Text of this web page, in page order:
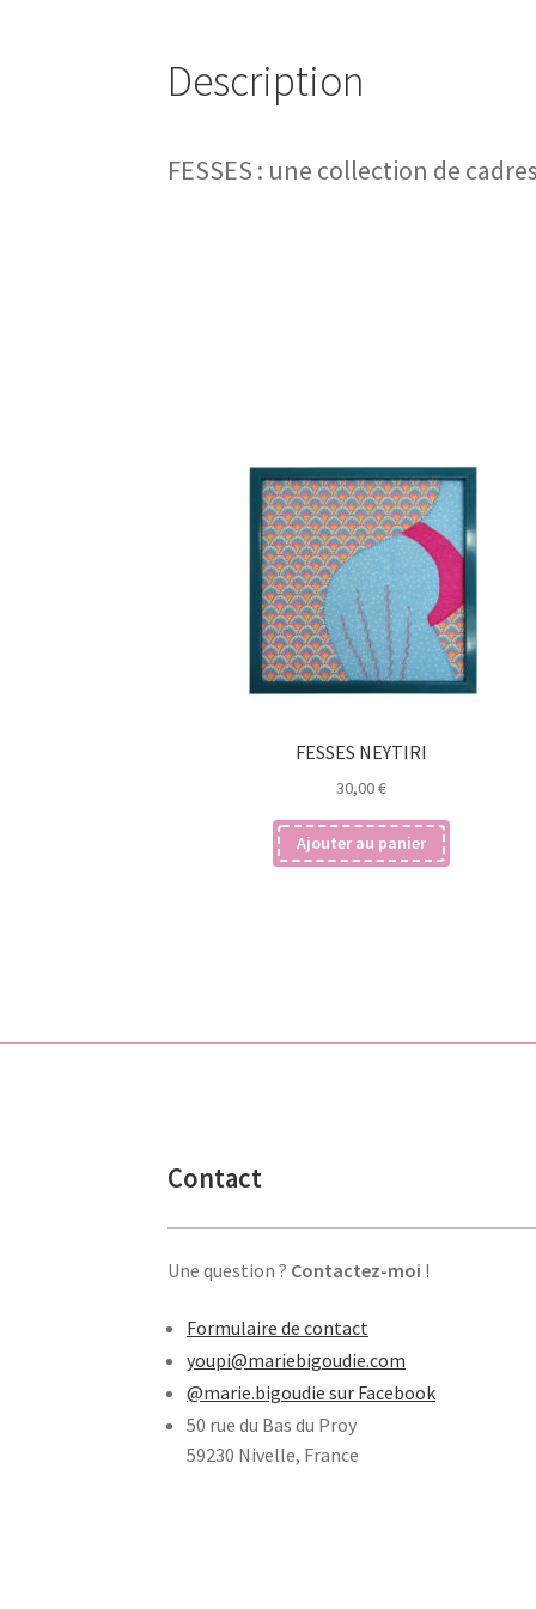
Description
FESSES : une collection de
FESSES NEYTIRI
30,00€
Ajouter au panier
Contact
Une question ? Contactez-moi !
Formulaire de contact
youpi@mariebigoudie.com
@marie.bigoudie sur Facebook
50 rue du Bas du Proy
59230 Nivelle, France